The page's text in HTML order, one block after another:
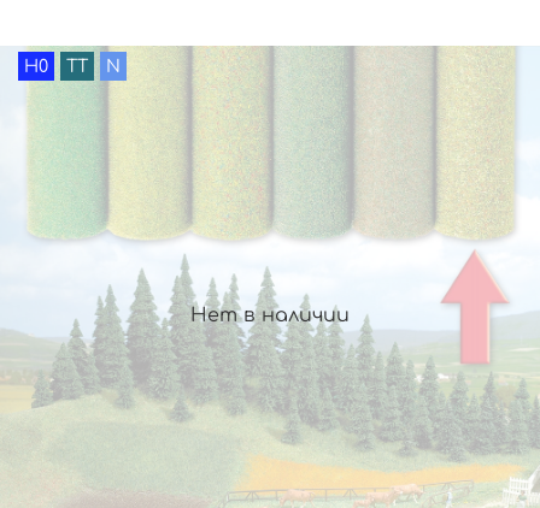
Нет в наличии
H0 TT N